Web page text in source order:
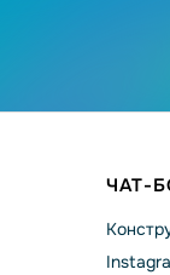
ЧАТ-